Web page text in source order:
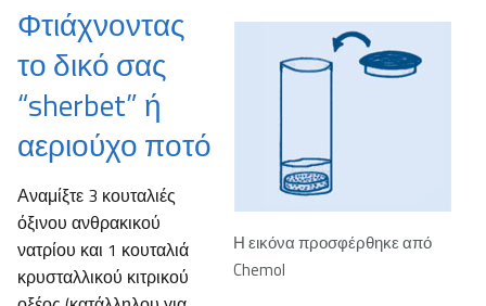
Η εικόνα προσφέρθηκε από
Chemol
Φτιάχνοντας
το δικό σας
“sherbet” ή
αεριούχο ποτό
Αναμίξτε 3 κουταλιές
όξινου ανθρακικού
νατρίου και 1 κουταλιά
κρυσταλλικού κιτρικού